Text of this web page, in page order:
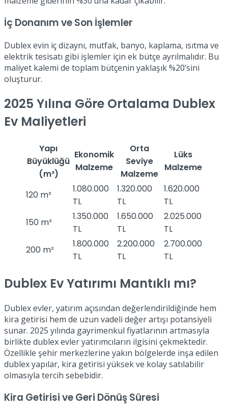
İç Donanım ve Son İşlemler
Dublex evin iç dizaynı, mutfak, banyo, kaplama, ısıtma ve
elektrik tesisatı gibi işlemler için ek bütçe ayrılmalıdır. Bu
maliyet kalemi de toplam bütçenin yaklaşık %20’sini
oluşturur.
2025 Yılına Göre Ortalama Dublex
Ev Maliyetleri
Yapı
Büyüklüğü
(m²)
Ekonomik
Malzeme
Orta
Seviye
Malzeme
Lüks
Malzeme
120 m²
1.080.000
TL
1.320.000
TL
1.620.000
TL
150 m²
1.350.000
TL
1.650.000
TL
2.025.000
TL
200 m²
1.800.000
TL
2.200.000
TL
2.700.000
TL
Dublex Ev Yatırımı Mantıklı mı?
Dublex evler, yatırım açısından değerlendirildiğinde hem
kira getirisi hem de uzun vadeli değer artışı potansiyeli
sunar. 2025 yılında gayrimenkul fiyatlarının artmasıyla
birlikte dublex evler yatırımcıların ilgisini çekmektedir.
Özellikle şehir merkezlerine yakın bölgelerde inşa edilen
dublex yapılar, kira getirisi yüksek ve kolay satılabilir
olmasıyla tercih sebebidir.
Kira Getirisi ve Geri Dönüş Süresi